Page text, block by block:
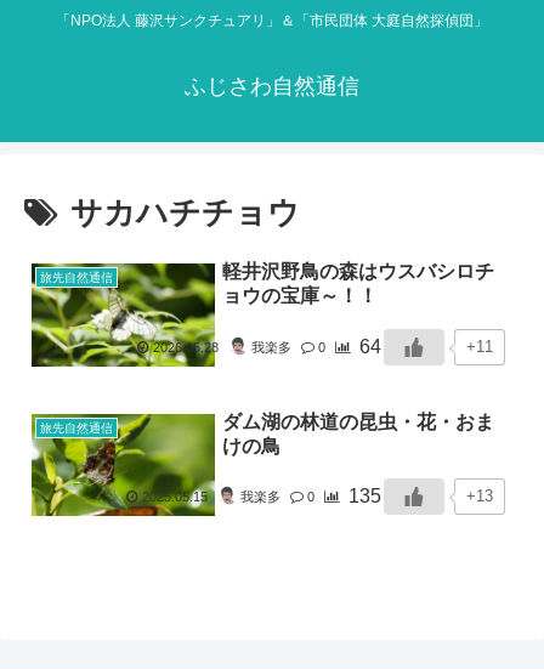
「NPO法人 藤沢サンクチュアリ」＆「市民団体 大庭自然探偵団」
ふじさわ自然通信
サカハチチョウ
旅先自然通信
軽井沢野鳥の森はウスバシロチ
ョウの宝庫～！！
2026.05.28 我楽多 0 64 +11
旅先自然通信
ダム湖の林道の昆虫・花・おま
けの鳥
2025.05.15 我楽多 0 135 +13